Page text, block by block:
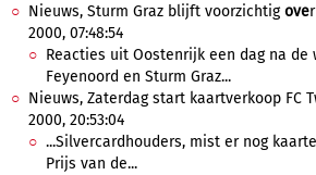
Nieuws, Sturm Graz blijft voorzichtigove
2000, 07:48:54
Reacties uit Oostenrijk een dag na de
Feyenoord en Sturm Graz...
Nieuws, Zaterdag start kaartverkoop FC
2000, 20:53:04
...Silvercardhouders, mist er nog
Prijs van de...